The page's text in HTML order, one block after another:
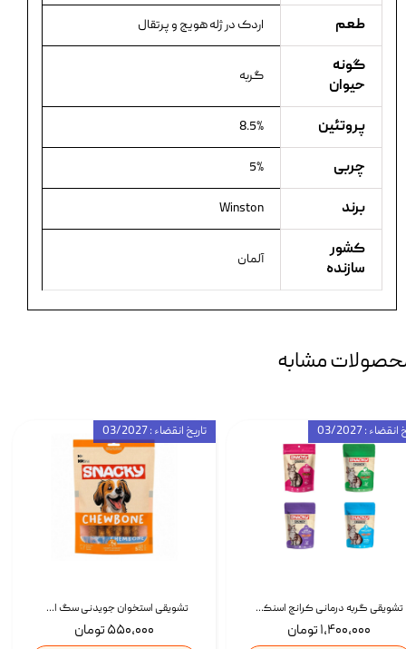
طعم اردک در ژله هویج و پرتقال
گونه
حیوان
گربه
پروتئین 8.5%
چربی 5%
برند Winston
کشور
سازنده
آلمان
مشابه
تشویقی استخوان جویدنی سگ اسنکی کرانچی با طعم مرغ Snacky Crunchy Munchy وزن 100 گرم
۵۵۰,۰۰۰ تومان
تاریخ انقضاء : 03/2027
تشویقی گربه درمانی کرانچ اسنکی با طعم میکس Snacky Crunch Cat Treats وزن 60 گرم بسته 4 عددی
۱,۴۰۰,۰۰۰ تومان
: 03/2027